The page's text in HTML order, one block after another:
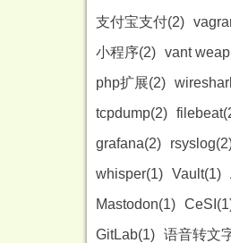
支付宝支付(2)
小程序(2) vant
php扩展(2)
tcpdump(2)
grafana(2)
whisper(1) Vault(1)
Mastodon(1)
GitLab(1) 语音转文